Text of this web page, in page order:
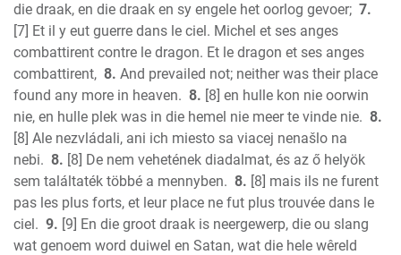
die draak, en die draak en sy engele het oorlog gevoer; 7.
[7] Et il y eut guerre dans le ciel. Michel et ses anges
combattirent contre le dragon. Et le dragon et ses anges
combattirent, 8. And prevailed not; neither was their place
found any more in heaven. 8. [8] en hulle kon nie oorwin
nie, en hulle plek was in die hemel nie meer te vinde nie. 8.
[8] Ale nezvládali, ani ich miesto sa viacej nenašlo na
nebi. 8. [8] De nem vehetének diadalmat, és az ő helyök
sem találtaték többé a mennyben. 8. [8] mais ils ne furent
pas les plus forts, et leur place ne fut plus trouvée dans le
ciel. 9. [9] En die groot draak is neergewerp, die ou slang
wat genoem word duiwel en Satan, wat die hele wêreld